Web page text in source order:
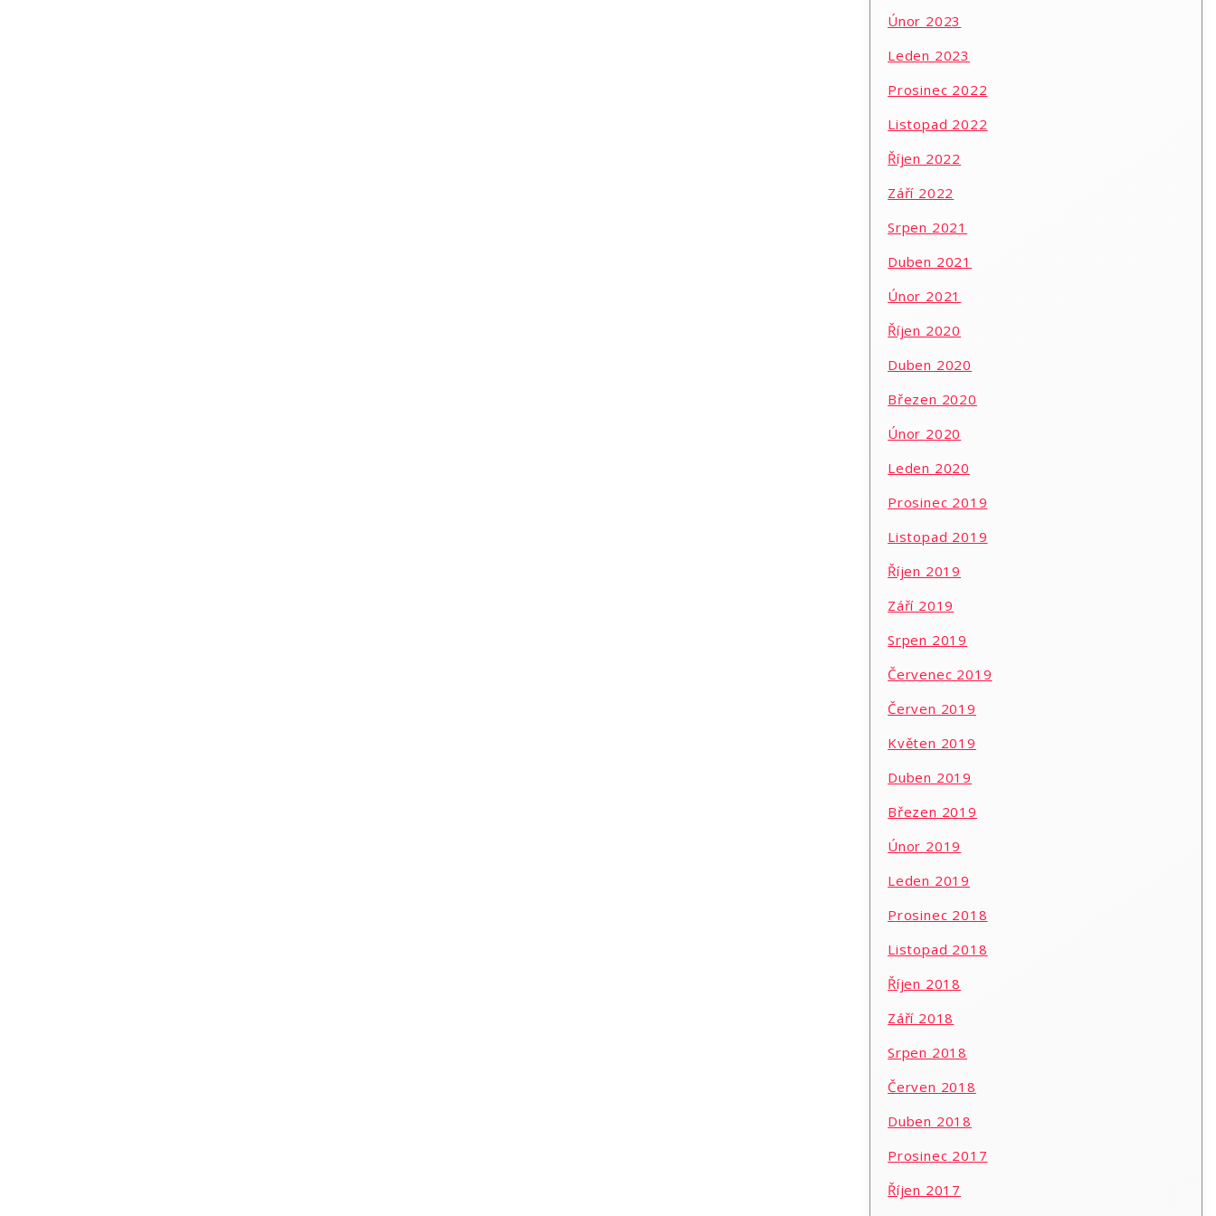
Únor 2023
Leden 2023
Prosinec 2022
Listopad 2022
Říjen 2022
Září 2022
Srpen 2021
Duben 2021
Únor 2021
Říjen 2020
Duben 2020
Březen 2020
Únor 2020
Leden 2020
Prosinec 2019
Listopad 2019
Říjen 2019
Září 2019
Srpen 2019
Červenec 2019
Červen 2019
Květen 2019
Duben 2019
Březen 2019
Únor 2019
Leden 2019
Prosinec 2018
Listopad 2018
Říjen 2018
Září 2018
Srpen 2018
Červen 2018
Duben 2018
Prosinec 2017
Říjen 2017